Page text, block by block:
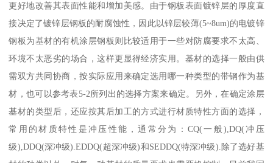
更好地改善其表面性能和增加美感。由于钢板表面镀锌层的厚度直
接决定了镀锌层钢板的耐腐蚀性，因此以锌层较薄(5~8um)的电镀锌
钢板为基材的有机涂层钢板则比较适用于一些对防腐要求不太高、
环境不太恶劣的场合，这样更显得经济实用。基材的选择一般由供
需双方共同协商，按实际应用来确定选用哪一种类型的带钢作为基
材，也可以参考表5-2所列出的选择方案来确定。另外，在确定涂层
基材的类型后，还应按其后加工的方式进行材质特性方面的选择，
常用的材质特性是冲压性能，通常分为：CQ(一般),DQ(冲压
级),DDQ(深冲级).EDDQ(超深冲级)和SEDDQ(特深冲级).除了选好基